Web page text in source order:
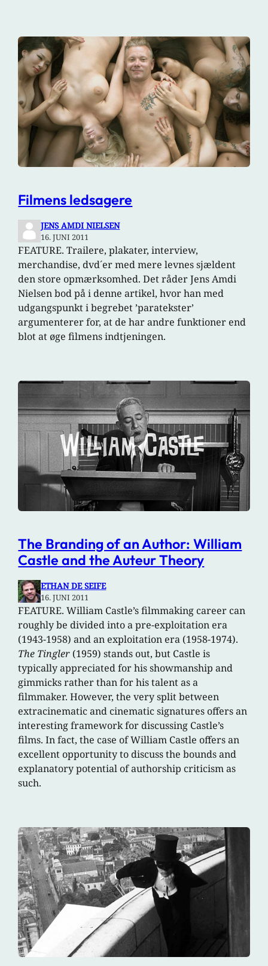
Filmens ledsagere
JENS AMDI NIELSEN
16. JUNI 2011
FEATURE. Trailere, plakater, interview,
merchandise, dvd´er med mere levnes sjældent
den store opmærksomhed. Det råder Jens Amdi
Nielsen bod på i denne artikel, hvor han med
udgangspunkt i begrebet ’paratekster’
argumenterer for, at de har andre funktioner end
blot at øge filmens indtjeningen.
The Branding of an Author: William
Castle and the Auteur Theory
ETHAN DE SEIFE
16. JUNI 2011
FEATURE. William Castle’s filmmaking career can
roughly be divided into a pre-exploitation era
(1943-1958) and an exploitation era (1958-1974).
The Tingler (1959) stands out, but Castle is
typically appreciated for his showmanship and
gimmicks rather than for his talent as a
filmmaker. However, the very split between
extracinematic and cinematic signatures offers an
interesting framework for discussing Castle’s
films. In fact, the case of William Castle offers an
excellent opportunity to discuss the bounds and
explanatory potential of authorship criticism as
such.